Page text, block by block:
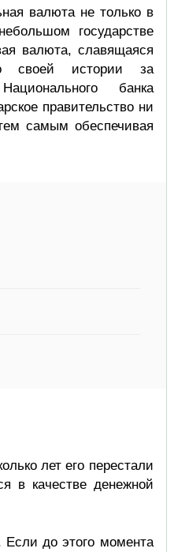
валюта не только в
государстве
валюта, славящаяся
своей истории за
банка
правительство ни
самым обеспечивая
лет его перестали
в качестве денежной
до этого момента